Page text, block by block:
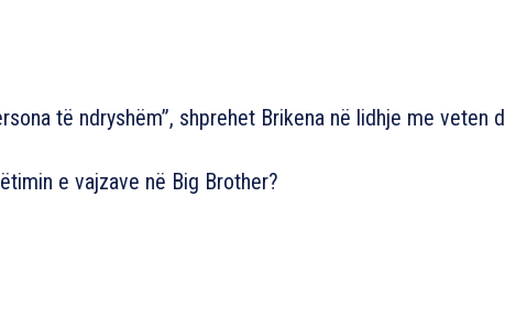
të ndryshëm”, shprehet Brikena në lidhje me veten
e vajzave në Big Brother?